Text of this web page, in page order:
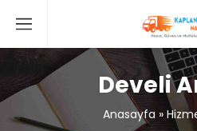
Develi
Anasayfa »